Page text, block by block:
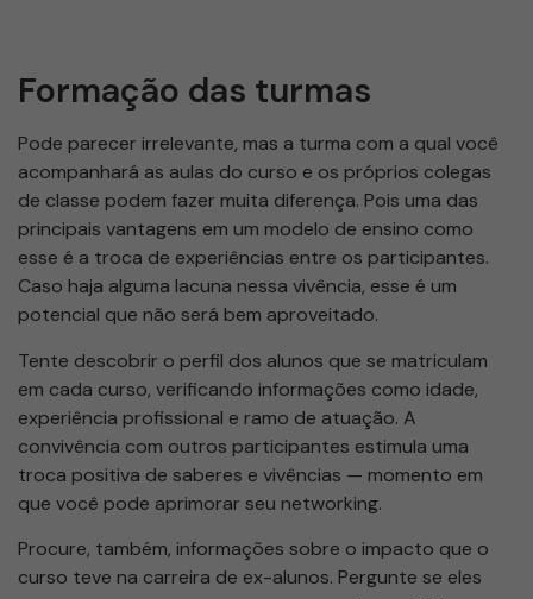
Formação das turmas
Pode parecer irrelevante, mas a turma com a qual você
acompanhará as aulas do curso e os próprios colegas
de classe podem fazer muita diferença. Pois uma das
principais vantagens em um modelo de ensino como
esse é a troca de experiências entre os participantes.
Caso haja alguma lacuna nessa vivência, esse é um
potencial que não será bem aproveitado.
Tente descobrir o perfil dos alunos que se matriculam
em cada curso, verificando informações como idade,
experiência profissional e ramo de atuação. A
convivência com outros participantes estimula uma
troca positiva de saberes e vivências — momento em
que você pode aprimorar seu networking.
Procure, também, informações sobre o impacto que o
curso teve na carreira de ex-alunos. Pergunte se eles